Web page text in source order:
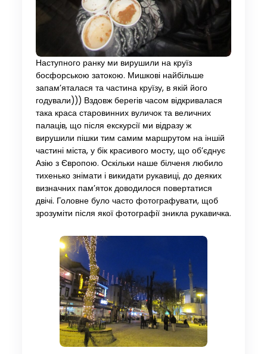
Наступного ранку ми вирушили на круїз
босфорською затокою. Мишкові найбільше
запам’яталася та частина круїзу, в якій його
годували))) Вздовж берегів часом відкривалася
така краса старовинних вуличок та величних
палаців, що після екскурсії ми відразу ж
вирушили пішки тим самим маршрутом на іншій
частині міста, у бік красивого мосту, що об’єднує
Азію з Європою. Оскільки наше білченя любило
тихенько знімати і викидати рукавиці, до деяких
визначних пам’яток доводилося повертатися
двічі. Головне було часто фотографувати, щоб
зрозуміти після якої фотографії зникла рукавичка.